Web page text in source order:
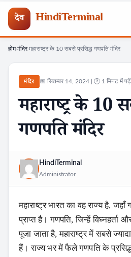
देव HindiTerminal
Skip
content
होम› मंदिर› महाराष्ट्र के 10 सबसे प्रसिद्ध गणपति मंदिर
मंदिर 📅 सितम्बर 14, 2024 | 🕐 1 मिनट में पढ़ें
महाराष्ट्र के 10
गणपति मंदिर
HindiTerminal
Administrator
महाराष्ट्र भारत का वह राज्य है,
प्राप्त है। गणपति, जिन्हें विघ्नहर्ता
पूजा जाता है, महाराष्ट्र में सबसे
हैं। राज्य भर में फैले गणपति के